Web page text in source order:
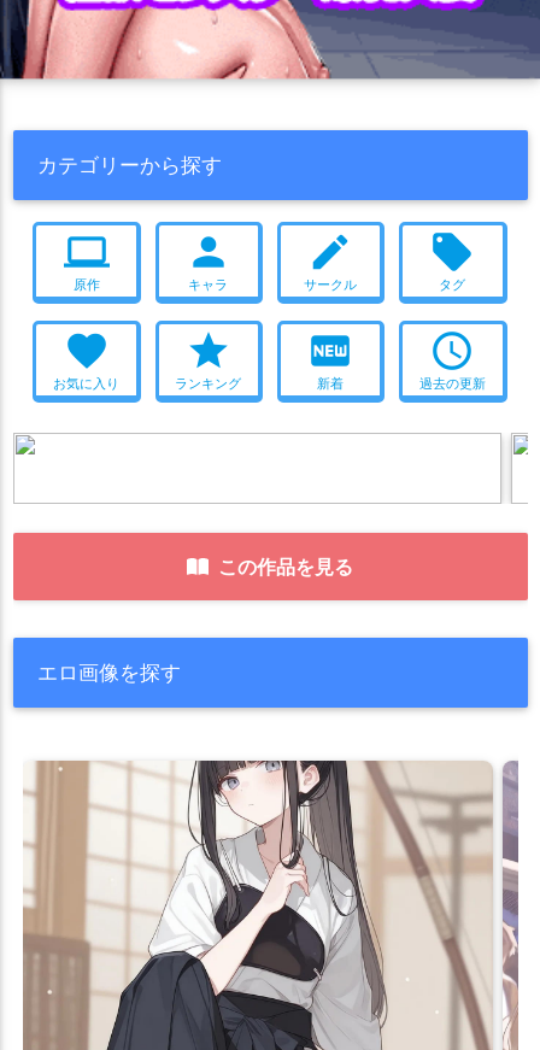
カテゴリーから探す
computer
原作
person
キャラ
create
サークル
local_offer
タグ
favorite
お気に入り
star
ランキング
fiber_new
新着
access_time
過去の更新
この作品を見る
エロ画像を探す